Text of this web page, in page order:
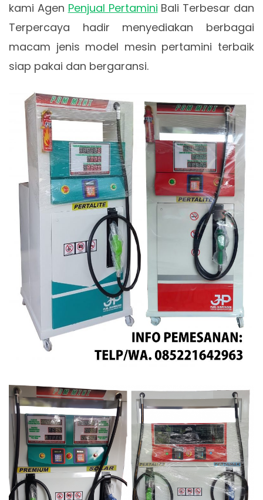
kami Agen Penjual Pertamini Bali Terbesar dan
Terpercaya hadir menyediakan berbagai
macam jenis model mesin pertamini terbaik
siap pakai dan bergaransi.